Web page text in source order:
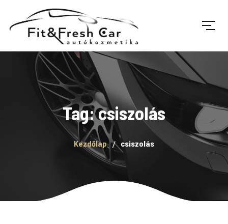
Tag: csiszolás
Kezdőlap csiszolás